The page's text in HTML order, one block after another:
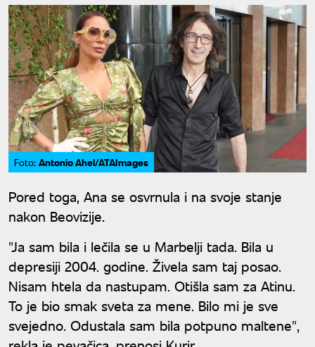
Foto: Antonio Ahel/ATAImages
Pored toga, Ana se osvrnula i na svoje stanje
nakon Beovizije.
"Ja sam bila i lečila se u Marbelji tada. Bila u
depresiji 2004. godine. Živela sam taj posao.
Nisam htela da nastupam. Otišla sam za Atinu.
To je bio smak sveta za mene. Bilo mi je sve
svejedno. Odustala sam bila potpuno maltene",